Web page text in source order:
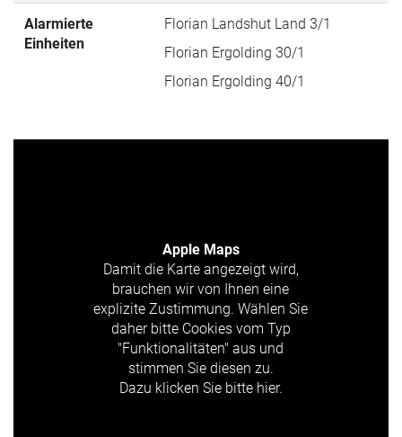
Alarmierte
Einheiten
Florian Landshut Land 3/1
Florian Ergolding 30/1
Florian Ergolding 40/1
Apple Maps
Damit die Karte angezeigt wird,
brauchen wir von Ihnen eine
explizite Zustimmung. Wählen Sie
daher bitte Cookies vom Typ
"Funktionalitäten" aus und
stimmen Sie diesen zu.
Dazu klicken Sie bitte hier.